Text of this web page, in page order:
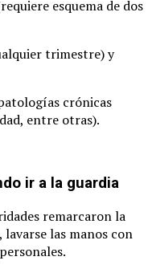
esquema de dos
trimestre) y
crónicas
entre otras).
ir a la guardia
remarcaron la
las manos con